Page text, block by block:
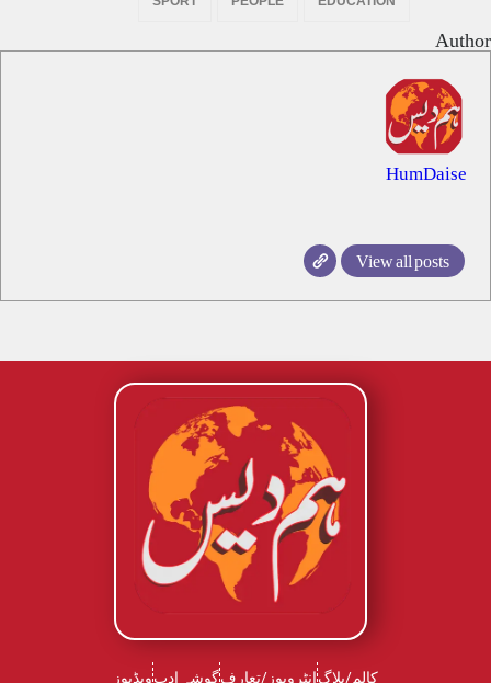
Author
HumDaise
View all posts
کالم/بلاگانٹرویوز/تعارفگوشہ ادبویڈیوز